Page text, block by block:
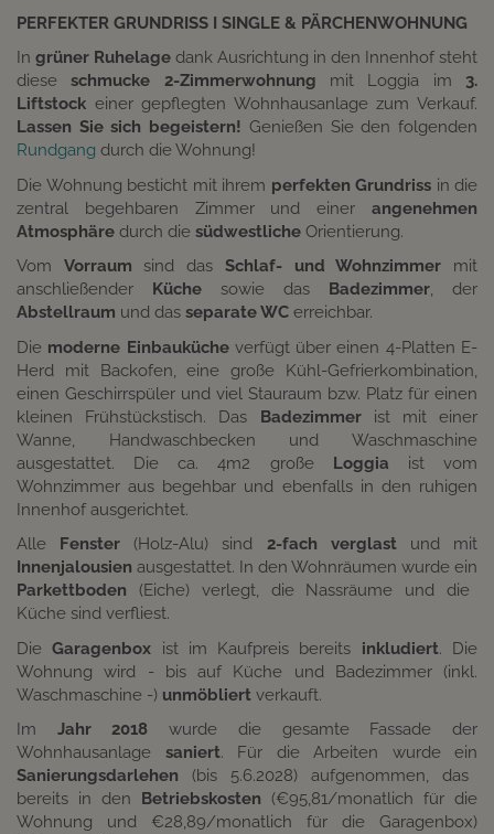
PERFEKTER GRUNDRISS I SINGLE & PÄRCHENWOHNUNG
In grüner Ruhelage dank Ausrichtung in den Innenhof steht
dieseschmucke 2-Zimmerwohnung mit Loggia im 3.
Liftstock einer gepflegten Wohnhausanlage zum Verkauf.
Lassen Sie sich begeistern! Genießen Sie den folgenden
Rundgang durch die Wohnung!
Die Wohnung besticht mit ihrem perfekten Grundriss in die
zentral begehbaren Zimmer und einer angenehmen
Atmosphäre durch die südwestliche Orientierung.
Vom Vorraumsind das Schlaf- und Wohnzimmer mit
anschließender Küche sowie das Badezimmer, der
Abstellraum und das separate WC erreichbar.
Die moderne Einbauküche verfügt über einen 4-Platten E-
Herd mit Backofen, eine große Kühl-Gefrierkombination,
einen Geschirrspüler und viel Stauraum bzw. Platz für einen
kleinen Frühstückstisch. Das Badezimmer ist mit einer
Wanne, Handwaschbecken und Waschmaschine
ausgestattet. Die ca. 4m2 große Loggia ist vom
Wohnzimmer aus begehbar und ebenfalls in den ruhigen
Innenhof ausgerichtet.
Alle Fenster (Holz-Alu) sind 2-fach verglastund mit
Innenjalousien ausgestattet. In den Wohnräumen wurde ein
Parkettboden (Eiche) verlegt, die Nassräume und die
Küche sind verfliest.
DieGaragenbox ist im Kaufpreis bereits inkludiert. Die
Wohnung wird - bis auf Küche und Badezimmer (inkl.
Waschmaschine -) unmöbliert verkauft.
Im Jahr 2018 wurde die gesamte Fassade der
Wohnhausanlage saniert. Für die Arbeiten wurde ein
Sanierungsdarlehen (bis 5.6.2028) aufgenommen, das
bereits in den Betriebskosten (€95,81/monatlich für die
Wohnung und €28,89/monatlich für die Garagenbox)